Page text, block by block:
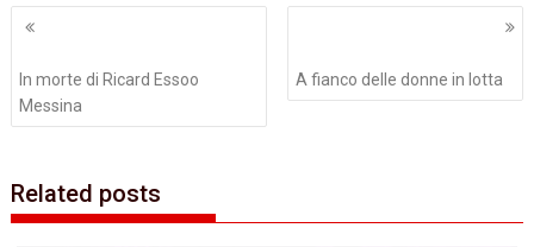
Navigazione
In morte di Ricard Essoo
Messina
A fianco delle donne in lotta
Related posts